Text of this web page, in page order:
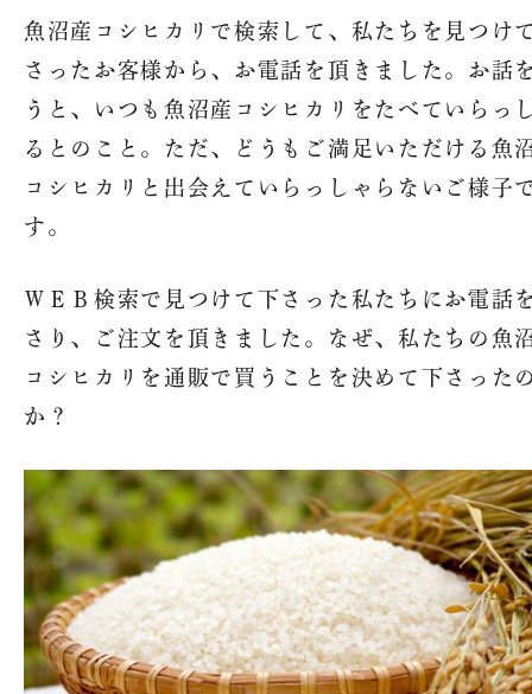
魚沼産コシヒカリで検索して、私たちを見つけ
さったお客様から、お電話を頂きました。お話
うと、いつも魚沼産コシヒカリをたべていらっ
るとのこと。ただ、どうもご満足いただける魚
コシヒカリと出会えていらっしゃらないご様子
す。
ＷＥＢ検索で見つけて下さった私たちにお電話
さり、ご注文を頂きました。なぜ、私たちの魚
コシヒカリを通販で買うことを決めて下さった
か？